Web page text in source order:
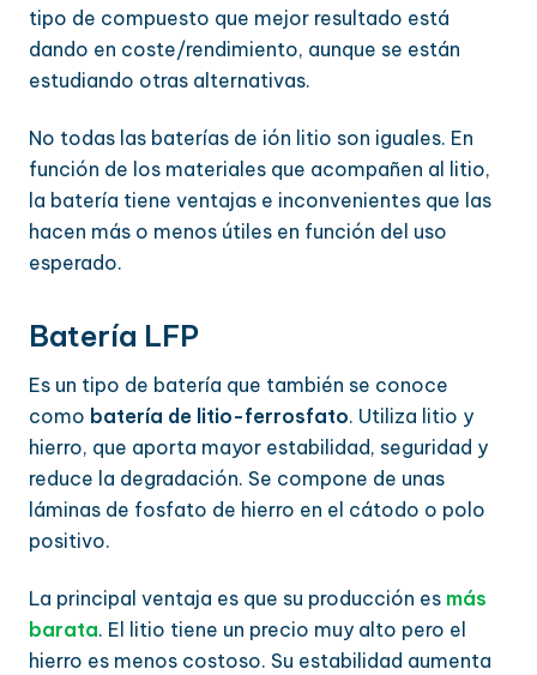
tipo de compuesto que mejor resultado está
dando en coste/rendimiento, aunque se están
estudiando otras alternativas.
No todas las baterías de ión litio son iguales. En
función de los materiales que acompañen al litio,
la batería tiene ventajas e inconvenientes que las
hacen más o menos útiles en función del uso
esperado.
Batería LFP
Es un tipo de batería que también se conoce
como batería de litio-ferrosfato. Utiliza litio y
hierro, que aporta mayor estabilidad, seguridad y
reduce la degradación. Se compone de unas
láminas de fosfato de hierro en el cátodo o polo
positivo.
La principal ventaja es que su producción es más
barata. El litio tiene un precio muy alto pero el
hierro es menos costoso. Su estabilidad aumenta